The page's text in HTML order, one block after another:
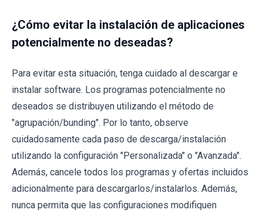
¿Cómo evitar la instalación de aplicaciones
potencialmente no deseadas?
Para evitar esta situación, tenga cuidado al descargar e
instalar software. Los programas potencialmente no
deseados se distribuyen utilizando el método de
"agrupación/bunding". Por lo tanto, observe
cuidadosamente cada paso de descarga/instalación
utilizando la configuración "Personalizada" o "Avanzada".
Además, cancele todos los programas y ofertas incluidos
adicionalmente para descargarlos/instalarlos. Además,
nunca permita que las configuraciones modifiquen